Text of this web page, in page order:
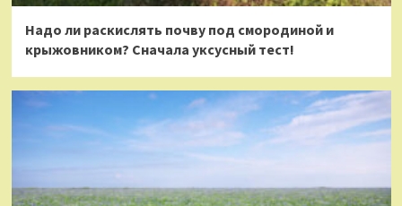
Надо ли раскислять почву под смородиной и
крыжовником? Сначала уксусный тест!